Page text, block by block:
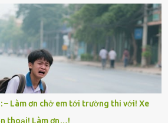
đổ dồn lên đôi vai gầy guộc của bà nội –
con trai cả là Trí, lúc đó mới chỉ 17 tuổi.
học lớp 12 nhưng đã biết làm ruộng,
từ 4h sáng rồi lại tất tả về đi học. Người
“Thằng Trí học giỏi mà hiền, sau này
có ba cô em gái: Mai, Lan và Hương – ba
mong tụi nhỏ sau này như hoa mai nở
có đẹp mấy cũng cần đất màu, mà nhà
– Làm ơn chở em tới trường thi với! Xe
thoại! Làm ơn…!